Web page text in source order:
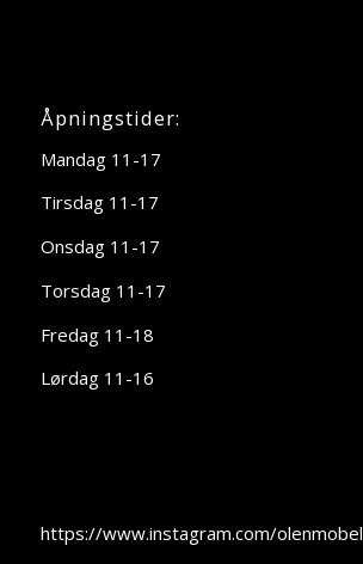
Åpningstider:
Mandag 11-17
Tirsdag 11-17
Onsdag 11-17
Torsdag 11-17
Fredag 11-18
Lørdag 11-16
https://www.instagram.com/olenmobel